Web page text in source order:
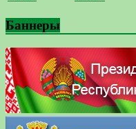
Баннеры